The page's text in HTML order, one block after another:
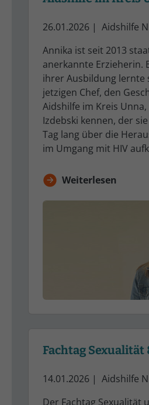
26.01.2026 | Aidshilfe
Annika ist seit 2013
anerkannte Erzieherin.
ihrer Ausbildung lernte
jetzigen Chef, den
Aidshilfe im Kreis
Izdebski kennen, der
Tag lang über die
im Umgang mit HIV
Weiterlesen
Fachtag Sexualität
14.01.2026 | Aidshilfe
Der Fachtag Sexualität